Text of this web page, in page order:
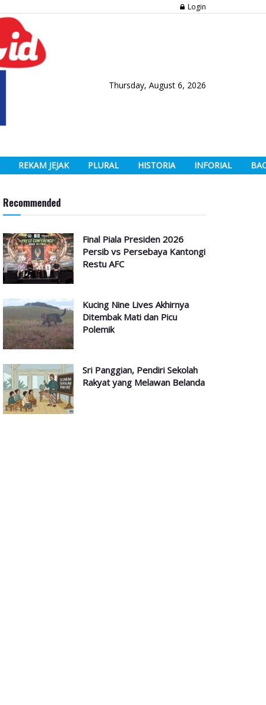
Login
Thursday, August 6, 2026
REKAM JEJAK PLURAL HISTORIA INFORIAL
Recommended
Final Piala Presiden 2026
Persib vs Persebaya Kantongi
Restu AFC
Kucing Nine Lives Akhirnya
Ditembak Mati dan Picu
Polemik
Sri Panggian, Pendiri Sekolah
Rakyat yang Melawan Belanda